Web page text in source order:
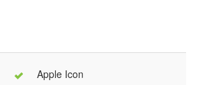
Apple Icon